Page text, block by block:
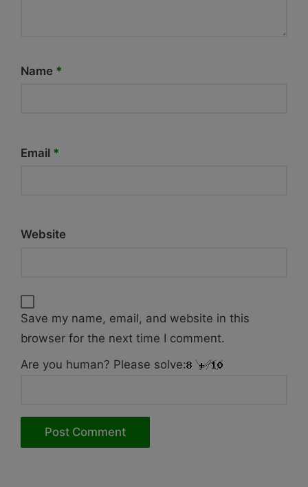
Name *
Email *
Website
Save my name, email, and website in this
browser for the next time I comment.
Are you human? Please solve: